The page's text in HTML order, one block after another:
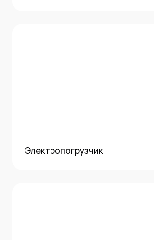
Электропогрузчик